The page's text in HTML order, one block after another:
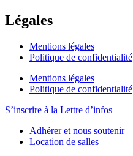
Légales
Mentions légales
Politique de confidentialité
Mentions légales
Politique de confidentialité
S’inscrire à la Lettre d’infos
Adhérer et nous soutenir
Location de salles